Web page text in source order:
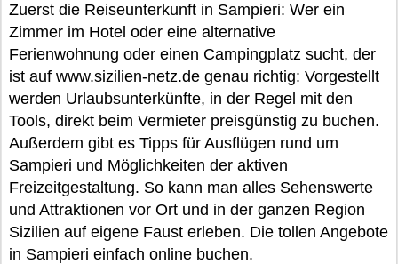
Zuerst die Reiseunterkunft in Sampieri: Wer ein
Zimmer im Hotel oder eine alternative
Ferienwohnung oder einen Campingplatz sucht, der
ist auf www.sizilien-netz.de genau richtig: Vorgestellt
werden Urlaubsunterkünfte, in der Regel mit den
Tools, direkt beim Vermieter preisgünstig zu buchen.
Außerdem gibt es Tipps für Ausflügen rund um
Sampieri und Möglichkeiten der aktiven
Freizeitgestaltung. So kann man alles Sehenswerte
und Attraktionen vor Ort und in der ganzen Region
Sizilien auf eigene Faust erleben. Die tollen Angebote
in Sampieri einfach online buchen.